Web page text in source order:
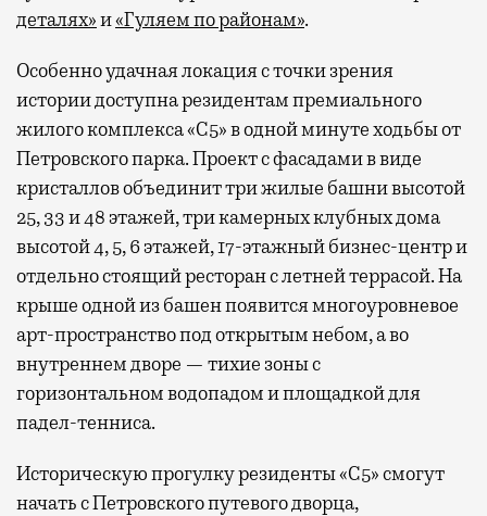
деталях»и«Гуляем по районам».
Особенно удачная локация с точки зрения
истории доступна резидентам премиального
жилого комплекса «С5»в одной минуте ходьбы от
Петровского парка. Проект с фасадами в виде
кристаллов объединит три жилые башни высотой
25, 33 и 48 этажей, три камерных клубных дома
высотой 4, 5, 6 этажей, 17-этажный бизнес-центр и
отдельно стоящий ресторан с летней террасой. На
крыше одной из башен появится многоуровневое
арт-пространство под открытым небом, а во
внутреннем дворе — тихие зоны с
горизонтальном водопадом и площадкой для
падел-тенниса.
Историческую прогулку резиденты «С5» смогут
начать с Петровского путевого дворца,